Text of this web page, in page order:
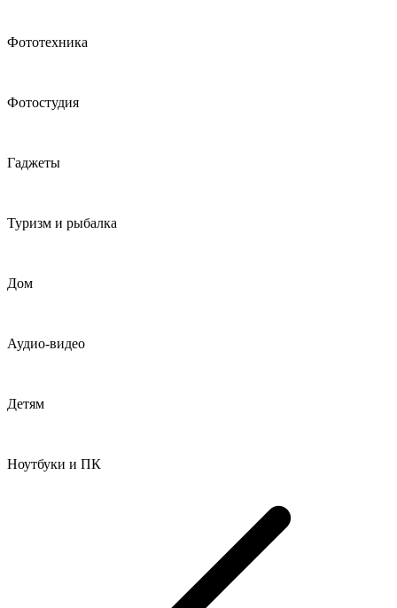
Фототехника
Фотостудия
Гаджеты
Туризм и рыбалка
Дом
Аудио-видео
Детям
Ноутбуки и ПК